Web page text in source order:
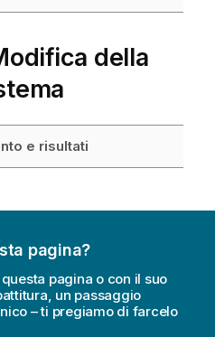
della
e risultati
pagina?
pagina o con il suo
un passaggio
– ti pregiamo di farcelo